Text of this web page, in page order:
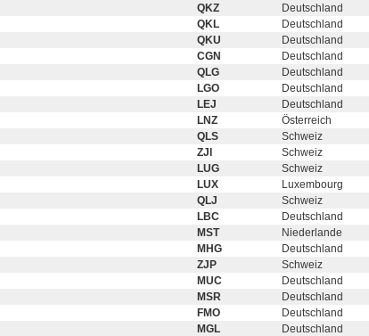
QKZ
Deutschland
QKL
Deutschland
QKU
Deutschland
CGN
Deutschland
QLG
Deutschland
LGO
Deutschland
LEJ
Deutschland
LNZ
Österreich
QLS
Schweiz
ZJI
Schweiz
LUG
Schweiz
LUX
Luxembourg
QLJ
Schweiz
LBC
Deutschland
MST
Niederlande
MHG
Deutschland
ZJP
Schweiz
MUC
Deutschland
MSR
Deutschland
FMO
Deutschland
MGL
Deutschland